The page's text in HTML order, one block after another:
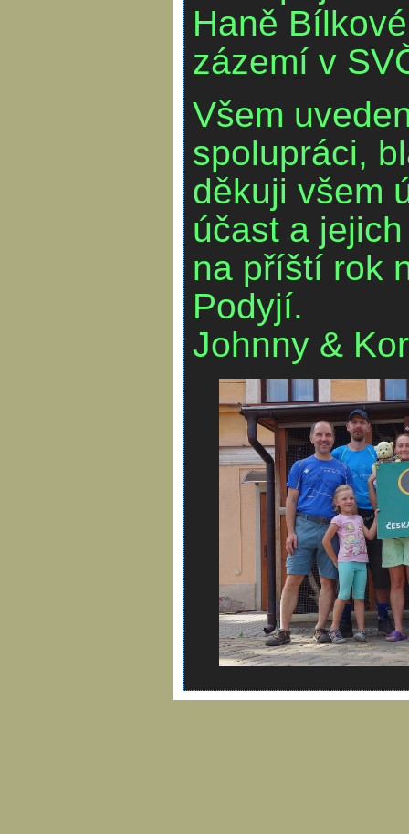
Haně
zázemí v
Všem
spolupráci,
děkuji všem
účast a
na příští rok
Podyjí.
Johnny &